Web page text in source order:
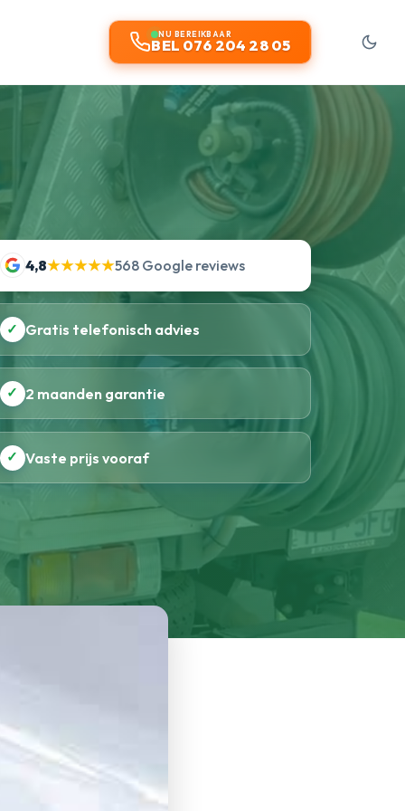
NU BEREIKBAAR
BEL 076 204 28 05
4,8★★★★★568 Google reviews
✓ Gratis telefonisch advies
✓ 2 maanden garantie
✓ Vaste prijs vooraf